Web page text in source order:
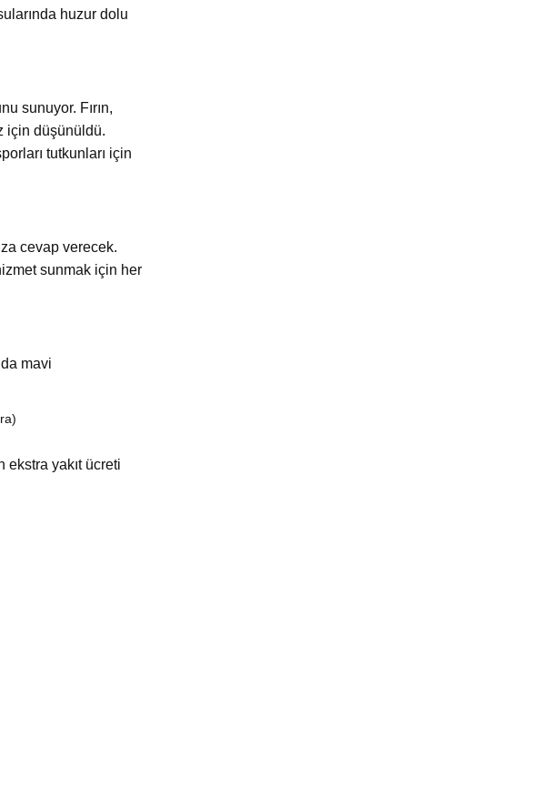
huzur dolu
sunuyor. Fırın,
için düşünüldü.
tutkunları için
cevap verecek.
sunmak için her
mavi
ekstra yakıt ücreti